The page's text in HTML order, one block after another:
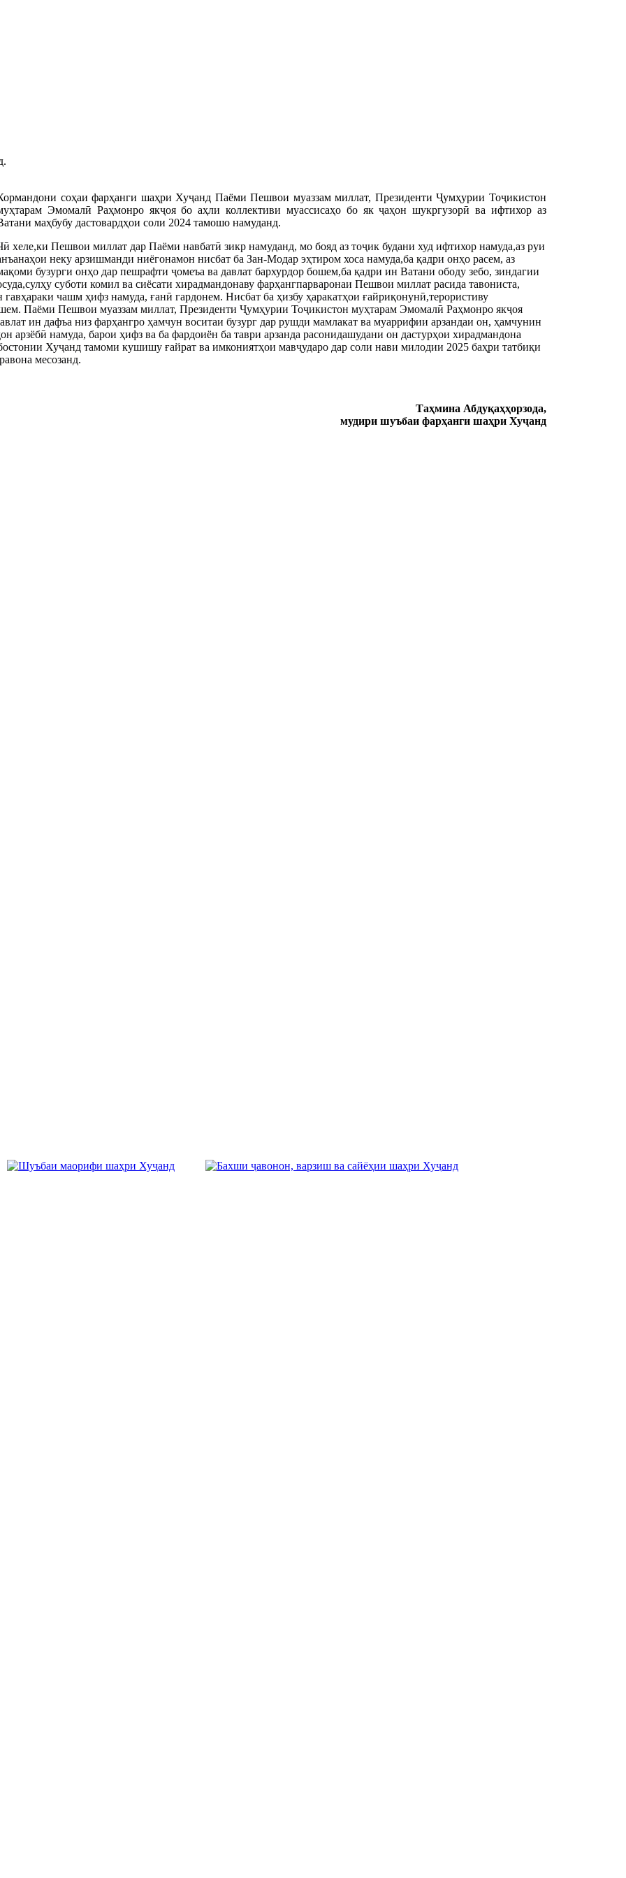
соҳаи фарҳанги шаҳри Хуҷанд Паёми Пешвои муаззам миллат, Президенти Ҷумҳурии Тоҷикистон
Эмомалӣ Раҳмонро якҷоя бо аҳли коллективи муассисаҳо бо як ҷаҳон шукргузорӣ ва ифтихор аз
маҳбубу дастовардҳои соли 2024 тамошо намуданд.
хеле,ки Пешвои миллат дар Паёми навбатӣ зикр намуданд, мо бояд аз тоҷик будани худ ифтихор намуда,аз руи
неку арзишманди ниёгонамон нисбат ба Зан-Модар эҳтиром хоса намуда,ба қадри онҳо расем, аз
бузурги онҳо дар пешрафти ҷомеъа ва давлат бархурдор бошем,ба қадри ин Ватани ободу зебо, зиндагии
суботи комил ва сиёсати хирадмандонаву фарҳангпарваронаи Пешвои миллат расида тавониста,
гавҳараки чашм ҳифз намуда, ғанӣ гардонем. Нисбат ба ҳизбу ҳаракатҳои ғайриқонунӣ,терористиву
Паёми Пешвои муаззам миллат, Президенти Ҷумҳурии Тоҷикистон муҳтарам Эмомалӣ Раҳмонро якҷоя
ин дафъа низ фарҳангро ҳамчун воситаи бузург дар рушди мамлакат ва муаррифии арзандаи он, ҳамчунин
арзёбӣ намуда, барои ҳифз ва ба фардоиён ба таври арзанда расонидашудани он дастурҳои хирадмандона
Хуҷанд тамоми кушишу ғайрат ва имкониятҳои мавҷударо дар соли нави милодии 2025 баҳри татбиқи
месозанд.
Таҳмина Абдуқаҳҳорзода,
мудири шуъбаи фарҳанги шаҳри Хуҷанд